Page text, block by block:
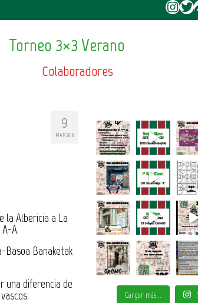
Torneo 3×3 Verano
Colaboradores
9
MAR 2018
la Albericia a La
A.
Banaketak
una diferencia de
Cargar más...